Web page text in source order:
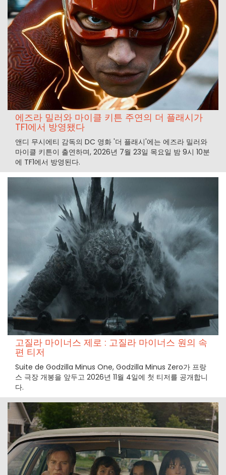
에즈라 밀러와 마이클 키튼 주연의 더 플래시가
TF1에서 방영됐다
앤디 무시에티 감독의 DC 영화 '더 플래시'에는 에즈라 밀러와
마이클 키튼이 출연하며, 2026년 7월 23일 목요일 밤 9시 10분
에 TF1에서 방영된다.
고질라 마이너스 제로 : 고질라 마이너스 원의 속
편 티저
Suite de Godzilla Minus One, Godzilla Minus Zero가 프랑
스 극장 개봉을 앞두고 2026년 11월 4일에 첫 티저를 공개합니
다.